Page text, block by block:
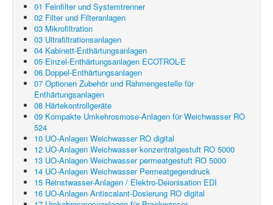
01 Feinfilter und Systemtrenner
02 Filter und Filteranlagen
03 Mikrofiltration
03 Ultrafiltrationsanlagen
04 Kabinett-Enthärtungsanlagen
05 Einzel-Enthärtungsanlagen ECOTROL-E
06 Doppel-Enthärtungsanlagen
07 Optionen Zubehör und Rahmengestelle für
Enthärtungsanlagen
08 Härtekontrollgeräte
09 Kompakte Umkehrosmose-Anlagen für Weichwasser RO
524
10 UO-Anlagen Weichwasser RO digital
12 UO-Anlagen Weichwasser konzentratgestuft RO 5000
13 UO-Anlagen Weichwasser permeatgestuft RO 5000
14 UO-Anlagen Weichwasser Permeatgegendruck
15 Reinstwasser-Anlagen / Elektro-Deionisation EDI
16 UO-Anlagen Antiscalant-Dosierung RO digital